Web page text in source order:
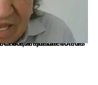
la Comisión de Gracias Presidenciales conforme al procedimiento establecido.